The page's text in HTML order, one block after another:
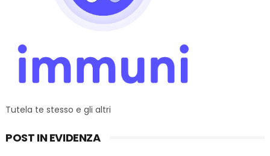
Tutela te stesso e gli altri
POST IN EVIDENZA